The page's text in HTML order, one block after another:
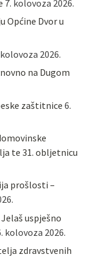
7. kolovoza 2026.
Općine Dvor u
2026.
na Dugom
zaštitnice 6.
te 31. obljetnicu
prošlosti –
uspješno
kolovoza 2026.
zdravstvenih